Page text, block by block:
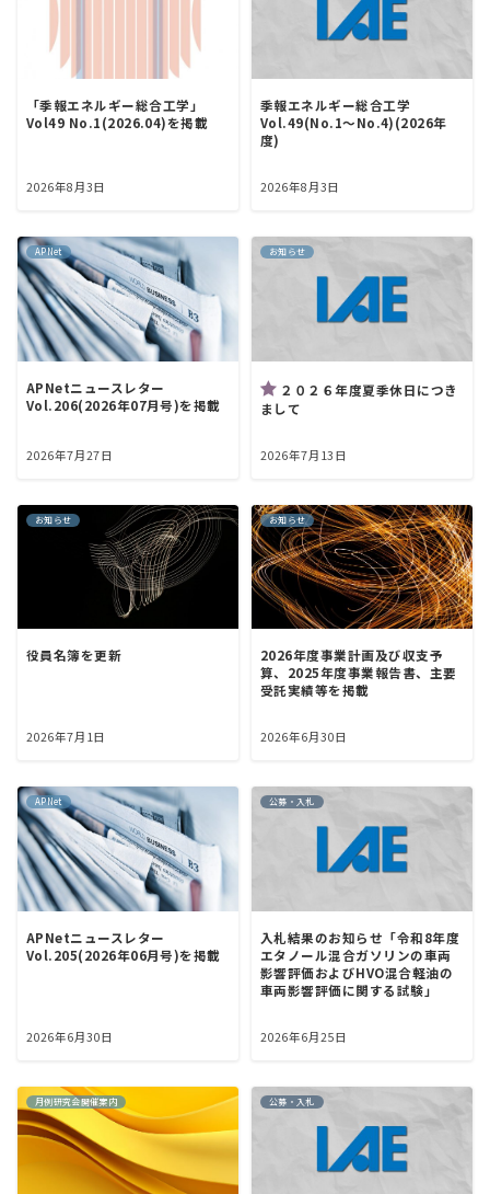
「季報エネルギー総合工学」
Vol49 No.1(2026.04)を掲載
2026年8月3日
季報エネルギー総合工学
Vol.49(No.1～No.4)(2026年
度)
2026年8月3日
APNet
APNetニュースレター
Vol.206(2026年07月号)を掲載
2026年7月27日
お知らせ
２０２６年度夏季休日につき
まして
2026年7月13日
お知らせ
役員名簿を更新
2026年7月1日
お知らせ
2026年度事業計画及び収支予
算、2025年度事業報告書、主要
受託実績等を掲載
2026年6月30日
APNet
APNetニュースレター
Vol.205(2026年06月号)を掲載
2026年6月30日
公募・入札
入札結果のお知らせ「令和8年度
エタノール混合ガソリンの車両
影響評価およびHVO混合軽油の
車両影響評価に関する試験」
2026年6月25日
月例研究会開催案内 公募・入札